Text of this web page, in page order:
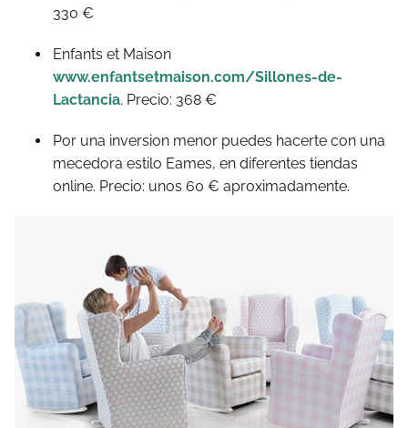
330 €
Enfants et Maison
www.enfantsetmaison.com/Sillones-de-
Lactancia. Precio: 368 €
Por una inversion menor puedes hacerte con una
mecedora estilo Eames, en diferentes tiendas
online. Precio: unos 60 € aproximadamente.